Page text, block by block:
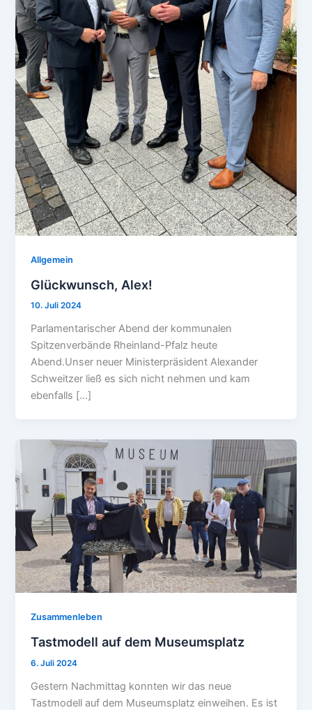
Allgemein
Glückwunsch, Alex!
10. Juli 2024
Parlamentarischer Abend der kommunalen
Spitzenverbände Rheinland-Pfalz heute
Abend.Unser neuer Ministerpräsident Alexander
Schweitzer ließ es sich nicht nehmen und kam
ebenfalls […]
Zusammenleben
Tastmodell auf dem Museumsplatz
6. Juli 2024
Gestern Nachmittag konnten wir das neue
Tastmodell auf dem Museumsplatz einweihen. Es ist